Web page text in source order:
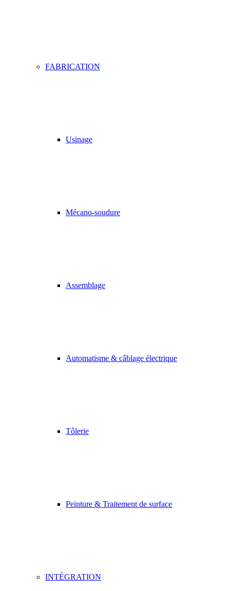
FABRICATION
Usinage
Mécano-soudure
Assemblage
Automatisme & câblage électrique
Tôlerie
Peinture & Traitement de surface
INTÉGRATION